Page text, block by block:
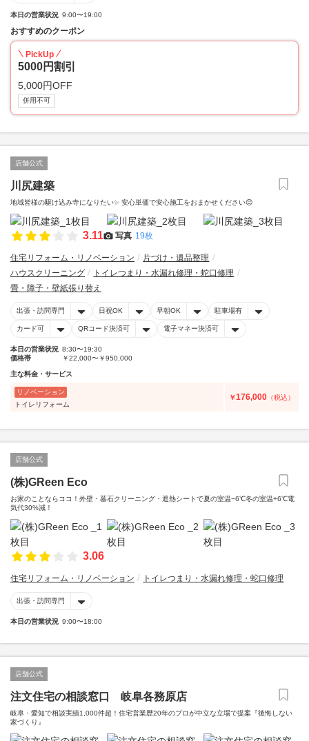
本日の営業状況 9:00〜19:00
おすすめのクーポン
PickUp
5000円割引
5,000円OFF
併用不可
店舗公式
川尻建築
地域皆様の駆け込み寺になりたい✨️ 安心単価で安心施工をおまかせください😊
3.11 写真 19枚
住宅リフォーム・リノベーション
片づけ・遺品整理
ハウスクリーニング
トイレつまり・水漏れ修理・蛇口修理
畳・障子・壁紙張り替え
出張・訪問専門 日祝OK 早朝OK 駐車場有
カード可 QRコード決済可 電子マネー決済可
本日の営業状況 8:30〜19:30
価格帯
￥22,000〜￥950,000
主な料金・サービス
リノベーション
トイレリフォーム
￥176,000 （税込）
店舗公式
(株)GReen Eco
お家のことならココ！外壁・墓石クリーニング・遮熱シートで夏の室温−6℃冬の室温+6℃電
気代30%減！
3.06
住宅リフォーム・リノベーション トイレつまり・水漏れ修理・蛇口修理
出張・訪問専門
本日の営業状況 9:00〜18:00
店舗公式
注文住宅の相談窓口 岐阜各務原店
岐阜・愛知で相談実績1,000件超！住宅営業歴20年のプロが中立な立場で提案『後悔しない
家づくり』